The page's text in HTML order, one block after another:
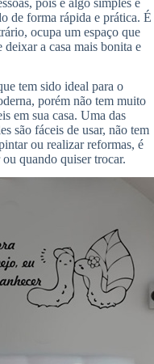
pois é algo simples e
de forma rápida e prática. É
ocupa um espaço que
a casa mais bonita e
tem sido ideal para o
porém não tem muito
em sua casa. Uma das
são fáceis de usar, não tem
ou realizar reformas, é
quando quiser trocar.